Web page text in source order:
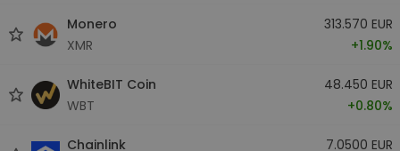
Monero
XMR
313.570 EUR
+1.90%
WhiteBIT Coin
WBT
48.450 EUR
+0.80%
Chainlink
7.0500 EUR